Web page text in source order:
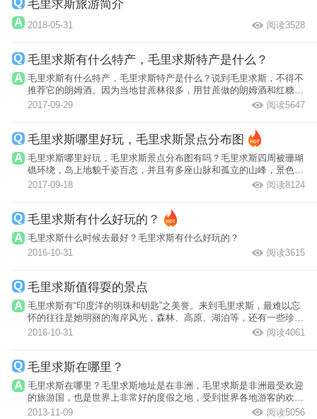
毛里求斯旅游简介
2018-05-31 阅读3528
毛里求斯有什么特产，毛里求斯特产是什么？
毛里求斯有什么特产，毛里求斯特产是什么？说到毛里求斯，不得不
推荐它的朗姆酒。因为当地甘蔗林很多，用甘蔗做的朗姆酒和红糖很
有名。这种...
2017-09-29 阅读5647
毛里求斯哪里好玩，毛里求斯景点分布图
毛里求斯哪里好玩，毛里求斯景点分布图有吗？毛里求斯四周被珊瑚
礁环绕，岛上地貌千姿百态，并且有多座山脉和孤立的山峰，景色颇
为壮观。
2017-09-18 阅读8124
毛里求斯有什么好玩的？
毛里求斯什么时候去最好？毛里求斯有什么好玩的？
2016-10-31
阅读3615
毛里求斯值得耍的景点
毛里求斯有“印度洋的明珠和钥匙”之美誉。来到毛里求斯，最难以忘
怀的往往是她明丽的海岸风光，森林、高原、湖泊等，还有一些珍禽
异兽。
2016-10-31 阅读4061
毛里求斯在哪里？
毛里求斯在哪里？毛里求斯地址是在非洲，毛里求斯是非洲最受欢迎
的旅游国，也是世界上非常好的度假之地，受到世界各地游客的欢
迎，可能你对...
2013-11-09 阅读5056